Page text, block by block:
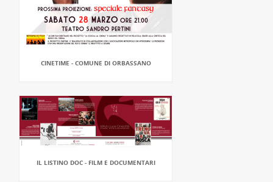
CINETIME - COMUNE DI ORBASSANO
IL LISTINO DOC - FILM E DOCUMENTARI